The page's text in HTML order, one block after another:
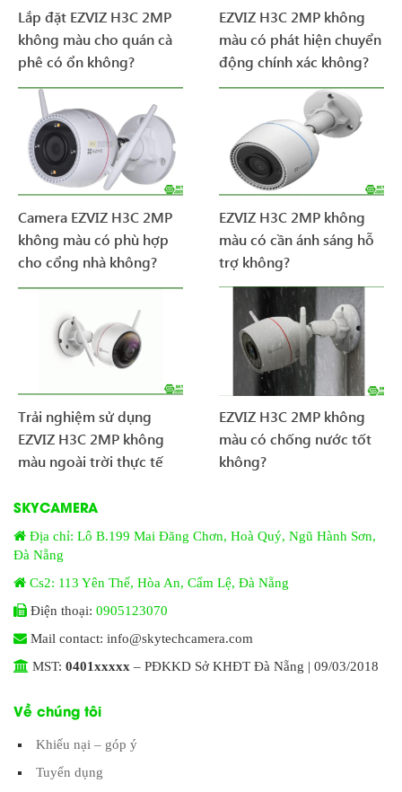
Lắp đặt EZVIZ H3C 2MP
không màu cho quán cà
phê có ổn không?
EZVIZ H3C 2MP không
màu có phát hiện chuyển
động chính xác không?
Camera EZVIZ H3C 2MP
không màu có phù hợp
cho cổng nhà không?
EZVIZ H3C 2MP không
màu có cần ánh sáng hỗ
trợ không?
Trải nghiệm sử dụng
EZVIZ H3C 2MP không
màu ngoài trời thực tế
EZVIZ H3C 2MP không
màu có chống nước tốt
không?
SKYCAMERA
Địa chỉ: Lô B.199 Mai Đăng Chơn, Hoà Quý, Ngũ Hành Sơn,
Đà Nẵng
Cs2: 113 Yên Thế, Hòa An, Cẩm Lệ, Đà Nẵng
Điện thoại: 0905123070
Mail contact: info@skytechcamera.com
MST: 0401xxxxx – PĐKKD Sở KHĐT Đà Nẵng | 09/03/2018
Về chúng tôi
Khiếu nại – góp ý
Tuyển dụng